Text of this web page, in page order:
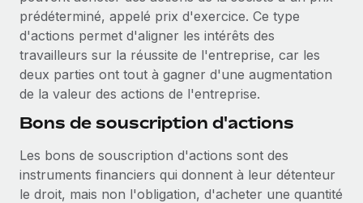
prédéterminé, appelé prix d'exercice. Ce type
d'actions permet d'aligner les intérêts des
travailleurs sur la réussite de l'entreprise, car les
deux parties ont tout à gagner d'une augmentation
de la valeur des actions de l'entreprise.
Bons de souscription d'actions
Les bons de souscription d'actions sont des
instruments financiers qui donnent à leur détenteur
le droit, mais non l'obligation, d'acheter une quantité